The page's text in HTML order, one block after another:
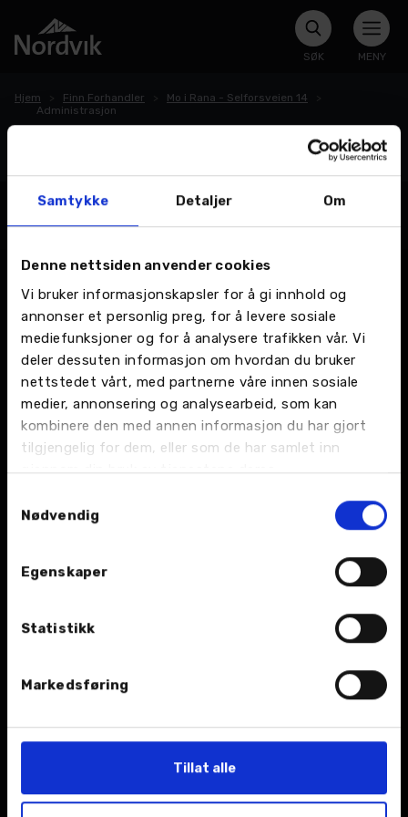
Samtykke Detaljer Om
Denne nettsiden anvender cookies
Vi bruker informasjonskapsler for å gi innhold og
annonser et personlig preg, for å levere sosiale
mediefunksjoner og for å analysere trafikken vår. Vi
deler dessuten informasjon om hvordan du bruker
nettstedet vårt, med partnerne våre innen sosiale
medier, annonsering og analysearbeid, som kan
kombinere den med annen informasjon du har gjort
tilgjengelig for dem, eller som de har samlet inn
gjennom din bruk av tjenestene deres.
Nødvendig
Egenskaper
Statistikk
Markedsføring
Tillat alle
SØK MENY
Hjem Finn Forhandler
Mo i Rana - Selforsveien 14
Administrasjon
BIL
Nybil
Åpningstider
Verksted